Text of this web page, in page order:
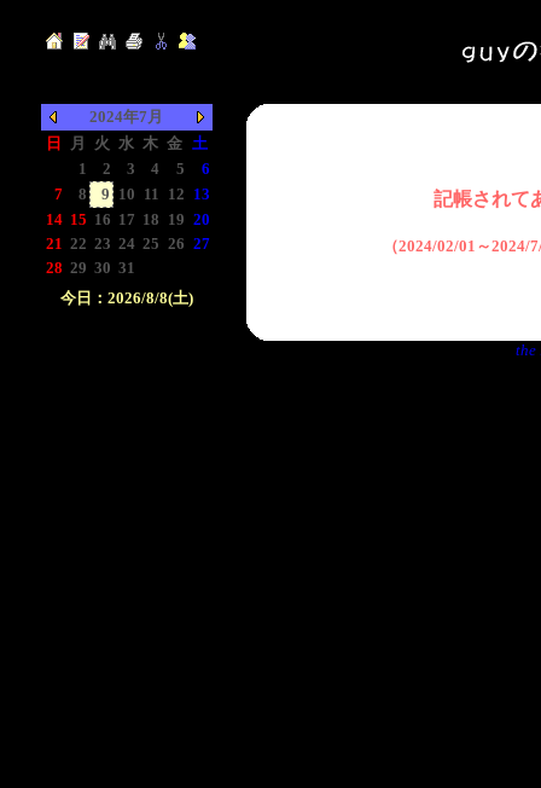
2024年7月
日
月 火 水 木 金 土
1 2 3 4 5
6
7
8 9 10 11 12 13
14 15 16 17 18 19 20
21 22 23 24 25 26 27
28 29 30 31
今日：2026/8/8(土)
記帳されて
（2024/02/01～2024/
the